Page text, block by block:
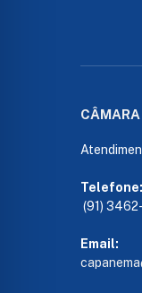
Telefone:
(91)
Email: